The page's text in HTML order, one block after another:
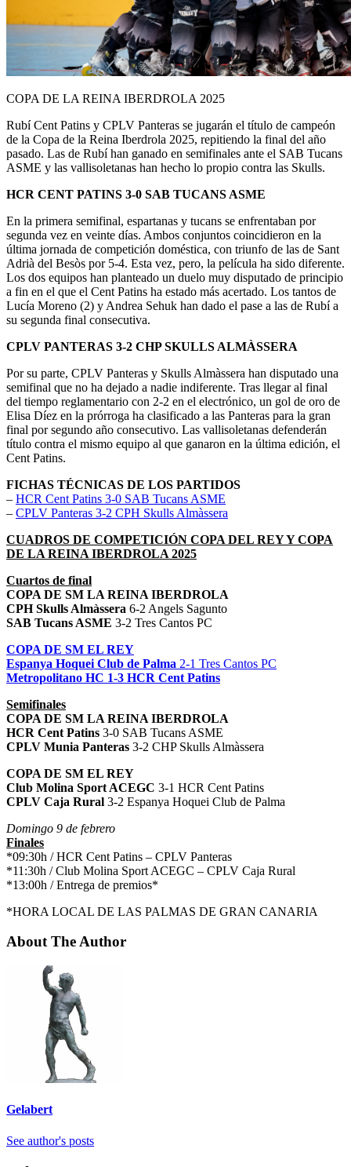
COPA DE LA REINA IBERDROLA 2025
Rubí Cent Patins y CPLV Panteras se jugarán el título de campeón
de la Copa de la Reina Iberdrola 2025, repitiendo la final del año
pasado. Las de Rubí han ganado en semifinales ante el SAB Tucans
ASME y las vallisoletanas han hecho lo propio contra las Skulls.
HCR CENT PATINS 3-0 SAB TUCANS ASME
En la primera semifinal, espartanas y tucans se enfrentaban por
segunda vez en veinte días. Ambos conjuntos coincidieron en la
última jornada de competición doméstica, con triunfo de las de Sant
Adrià del Besòs por 5-4. Esta vez, pero, la película ha sido diferente.
Los dos equipos han planteado un duelo muy disputado de principio
a fin en el que el Cent Patins ha estado más acertado. Los tantos de
Lucía Moreno (2) y Andrea Sehuk han dado el pase a las de Rubí a
su segunda final consecutiva.
CPLV PANTERAS 3-2 CHP SKULLS ALMÀSSERA
Por su parte, CPLV Panteras y Skulls Almàssera han disputado una
semifinal que no ha dejado a nadie indiferente. Tras llegar al final
del tiempo reglamentario con 2-2 en el electrónico, un gol de oro de
Elisa Díez en la prórroga ha clasificado a las Panteras para la gran
final por segundo año consecutivo. Las vallisoletanas defenderán
título contra el mismo equipo al que ganaron en la última edición, el
Cent Patins.
FICHAS TÉCNICAS DE LOS PARTIDOS
– HCR Cent Patins 3-0 SAB Tucans ASME
– CPLV Panteras 3-2 CPH Skulls Almàssera
CUADROS DE COMPETICIÓN COPA DEL REY Y COPA
DE LA REINA IBERDROLA 2025
Cuartos de final
COPA DE SM LA REINA IBERDROLA
CPH Skulls Almàssera 6-2 Angels Sagunto
SAB Tucans ASME 3-2 Tres Cantos PC
COPA DE SM EL REY
Espanya Hoquei Club de Palma 2-1 Tres Cantos PC
Metropolitano HC 1-3 HCR Cent Patins
Semifinales
COPA DE SM LA REINA IBERDROLA
HCR Cent Patins 3-0 SAB Tucans ASME
CPLV Munia Panteras 3-2 CHP Skulls Almàssera
COPA DE SM EL REY
Club Molina Sport ACEGC 3-1 HCR Cent Patins
CPLV Caja Rural 3-2 Espanya Hoquei Club de Palma
Domingo 9 de febrero
Finales
*09:30h / HCR Cent Patins – CPLV Panteras
*11:30h / Club Molina Sport ACEGC – CPLV Caja Rural
*13:00h / Entrega de premios*
*HORA LOCAL DE LAS PALMAS DE GRAN CANARIA
About The Author
Gelabert
See author's posts